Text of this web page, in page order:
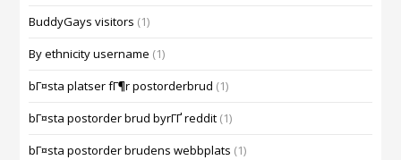
BuddyGays visitors (1)
By ethnicity username (1)
bГ¤sta platser fГ¶r postorderbrud (1)
bГ¤sta postorder brud byrГҐ reddit (1)
bГ¤sta postorder brudens webbplats (1)